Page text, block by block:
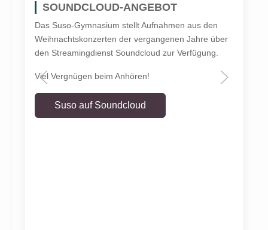
SOUNDCLOUD-ANGEBOT
Das Suso-Gymnasium stellt Aufnahmen aus den
Weihnachtskonzerten der vergangenen Jahre über
den Streamingdienst Soundcloud zur Verfügung.
Viel Vergnügen beim Anhören!
Suso auf Soundcloud